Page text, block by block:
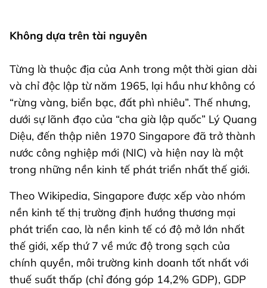
Không dựa trên tài nguyên
Từng là thuộc địa của Anh trong một thời gian dài
và chỉ độc lập từ năm 1965, lại hầu như không có
“rừng vàng, biển bạc, đất phì nhiêu”. Thế nhưng,
dưới sự lãnh đạo của “cha già lập quốc” Lý Quang
Diệu, đến thập niên 1970 Singapore đã trở thành
nước công nghiệp mới (NIC) và hiện nay là một
trong những nền kinh tế phát triển nhất thế giới.
Theo Wikipedia, Singapore được xếp vào nhóm
nền kinh tế thị trường định hướng thương mại
phát triển cao, là nền kinh tế có độ mở lớn nhất
thế giới, xếp thứ 7 về mức độ trong sạch của
chính quyền, môi trường kinh doanh tốt nhất với
thuế suất thấp (chỉ đóng góp 14,2% GDP), GDP